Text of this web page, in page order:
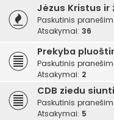
Jėzus Kristus ir
Paskutinis
Atsakymai: 36
Prekyba
Paskutinis
Atsakymai: 2
CDB ziedu
Paskutinis
Atsakymai: 5